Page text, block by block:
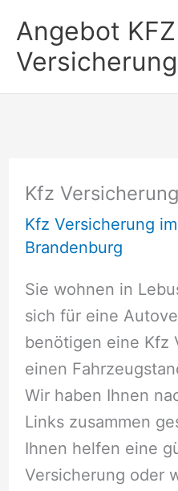
Inhalt
springen
Angebot KFZ
Versicherung
Kfz
Kfz Versicherung
Brandenburg
Sie wohnen in
sich für eine
benötigen eine Kfz
einen
Wir haben Ihnen
Links zusammen
Ihnen helfen eine
Versicherung oder